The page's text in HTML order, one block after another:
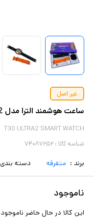
غیر اصل
ساعت هوشمند الترا مدل T30 ULTRA2 با 2 بند سیلیکونی
T30 ULTRA2 SMART WATCH
شناسه کالا : ۷۴۰۸۷۲۵۲
برند : متفرقه دسته
ناموجود
این کالا در حال حاضر